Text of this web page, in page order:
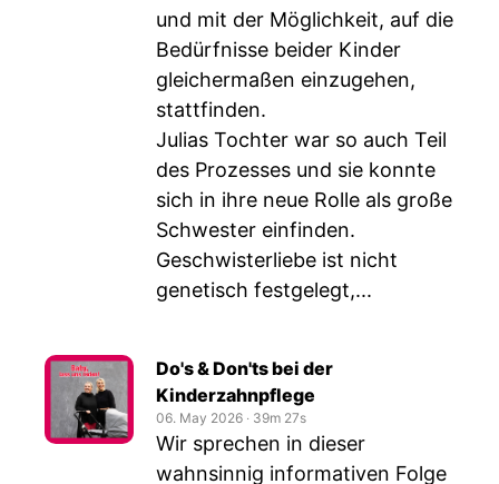
und mit der Möglichkeit, auf die
Bedürfnisse beider Kinder
gleichermaßen einzugehen,
stattfinden.
Julias Tochter war so auch Teil
des Prozesses und sie konnte
sich in ihre neue Rolle als große
Schwester einfinden.
Geschwisterliebe ist nicht
genetisch festgelegt,...
Do's & Don'ts bei der
Kinderzahnpflege
06. May 2026 ‧ 39m 27s
Wir sprechen in dieser
wahnsinnig informativen Folge